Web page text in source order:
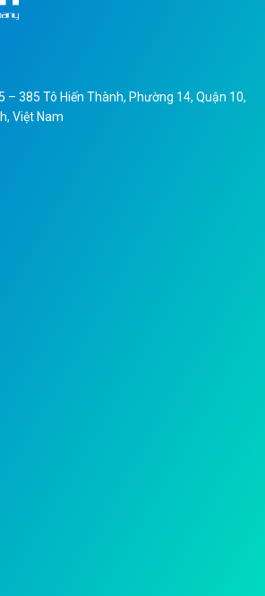
– 385 Tô Hiến Thành, Phường 14, Quận 10,
Việt Nam